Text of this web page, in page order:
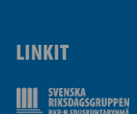
LINKIT